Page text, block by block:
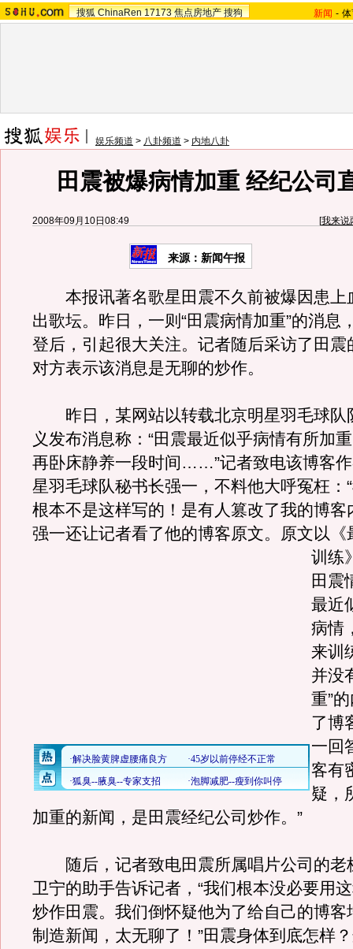
搜狐 ChinaRen 17173 焦点房地产 搜狗 新闻 -
娱乐频道 > 八卦频道 > 内地八卦
田震被爆病情加重 经纪公司
2008年09月10日08:49 [我来说
来源：新闻午报
本报讯著名歌星田震不久前被爆因患上
出歌坛。昨日，一则“田震病情加重”的消息
登后，引起很大关注。记者随后采访了田震
对方表示该消息是无聊的炒作。
昨日，某网站以转载北京明星羽毛球队
义发布消息称：“田震最近似乎病情有所加
再卧床静养一段时间……”记者致电该博客
星羽毛球队秘书长强一，不料他大呼冤枉：
根本不是这样写的！是有人篡改了我的博客
强一还让记者看了他的博客原文。 原文以《
训练
田震
最近
病情
来训
并没
重”
了博
一回
客有
疑，
加重的新闻，是田震经纪公司炒作。”
随后，记者致电田震所属唱片公司的老
卫宁的助手告诉记者，“我们根本没必要用
炒作田震。我们倒怀疑他为了给自己的博客
制造新闻，太无聊了！”田震身体到底怎样